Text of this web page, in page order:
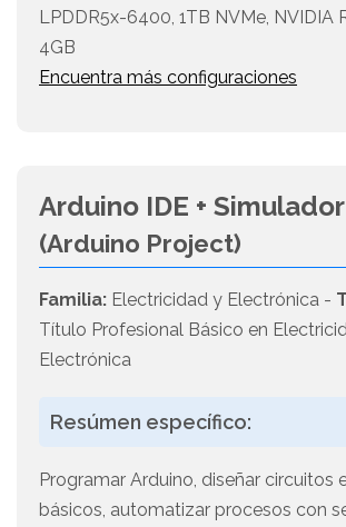
LPDDR5x-6400, 1TB NVMe, NVIDIA
4GB
Encuentra más configuraciones
Arduino IDE +
(Arduino Project)
Familia: Electricidad y Electrónica -
Título Profesional Básico en
Electrónica
Resúmen específico:
Programar Arduino, diseñar circuitos
básicos, automatizar procesos con